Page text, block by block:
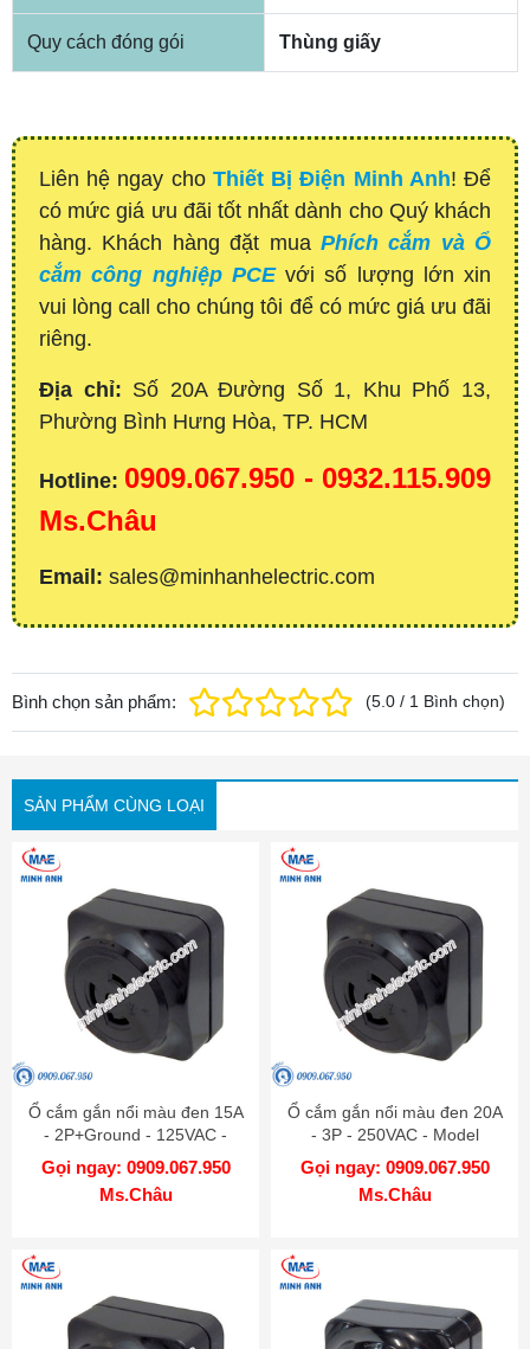
Quy cách đóng gói Thùng giấy
Liên hệ ngay cho Thiết Bị Điện Minh Anh! Để
có mức giá ưu đãi tốt nhất dành cho Quý khách
hàng. Khách hàng đặt mua Phích cắm và Ổ
cắm công nghiệp PCE với số lượng lớn xin
vui lòng call cho chúng tôi để có mức giá ưu đãi
riêng.
Địa chỉ: Số 20A Đường Số 1, Khu Phố 13,
Phường Bình Hưng Hòa, TP. HCM
Hotline: 0909.067.950 - 0932.115.909
Ms.Châu
Email: sales@minhanhelectric.com
Bình chọn sản phẩm: (5.0 / 1 Bình chọn)
SẢN PHẨM CÙNG LOẠI
Ổ cắm gắn nổi màu đen 15A
- 2P+Ground - 125VAC -
Model WK2315K
Gọi ngay: 0909.067.950
Ms.Châu
Ổ cắm gắn nổi màu đen 20A
- 3P - 250VAC - Model
WK2320K
Gọi ngay: 0909.067.950
Ms.Châu